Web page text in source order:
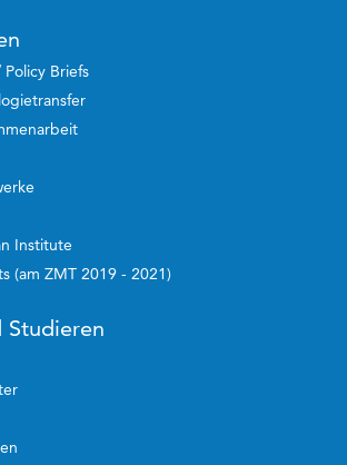
Briefs
Institute
(am ZMT 2019 - 2021)